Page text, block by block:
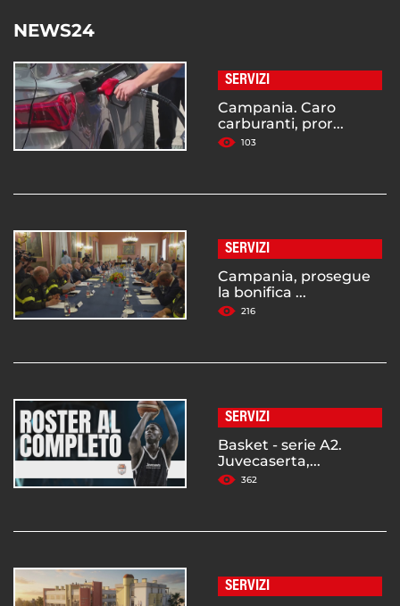
NEWS24
SERVIZI
Campania. Caro
carburanti, pror...
103
SERVIZI
Campania, prosegue
la bonifica ...
216
SERVIZI
Basket - serie A2.
Juvecaserta,...
362
SERVIZI